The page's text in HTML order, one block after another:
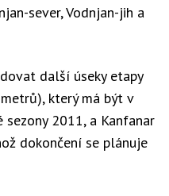
sever, Vodnjan-jih a
další úseky etapy
který má být v
2011, a Kanfanar
dokončení se plánuje